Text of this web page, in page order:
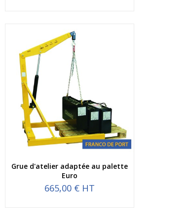
Aperçu rapide
Grue d'atelier adaptée au palette
Euro
665,00 € HT